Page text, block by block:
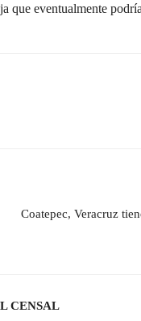
que eventualmente
Coatepec, Veracruz
CENSAL